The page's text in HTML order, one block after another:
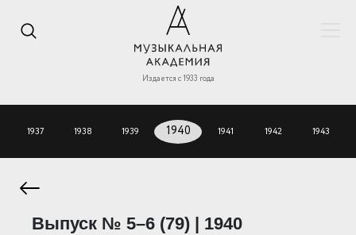
Издается с 1933 года
1937 1938 1939 1940 1941 1942 1943
Выпуск № 5–6 (79) | 1940